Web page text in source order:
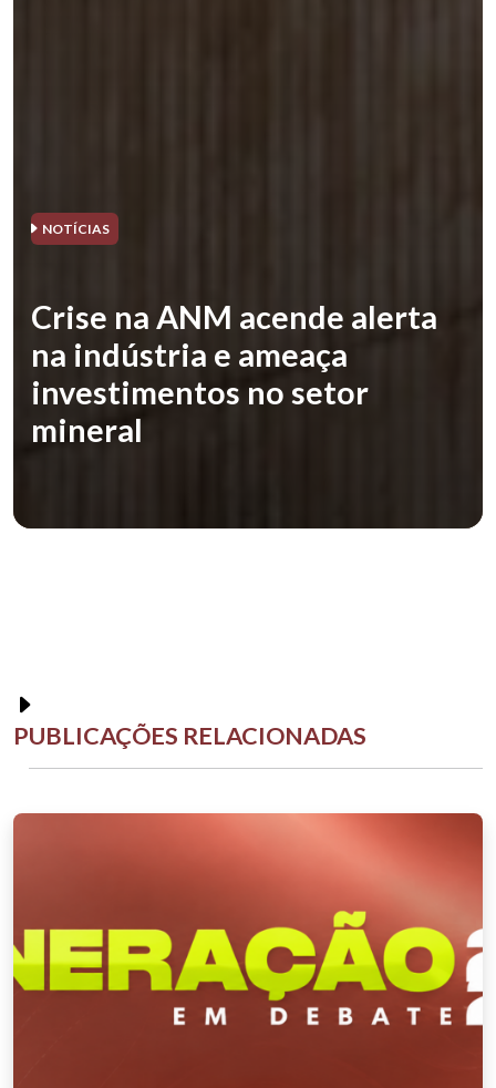
NOTÍCIAS
Crise na ANM acende alerta
na indústria e ameaça
investimentos no setor
mineral
PUBLICAÇÕES RELACIONADAS